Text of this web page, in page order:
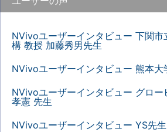
NVivoユーザーインタビュー 下関市
構 教授 加藤秀男先生
NVivoユーザーインタビュー 熊本大
NVivoユーザーインタビュー グロ
孝憲 先生
NVivoユーザーインタビュー YS先生